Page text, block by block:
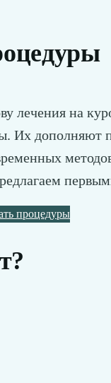
лечения на
Их дополняют
процедуры